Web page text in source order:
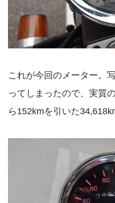
これが今回のメーター。
ってしまったので、実質
ら152kmを引いた